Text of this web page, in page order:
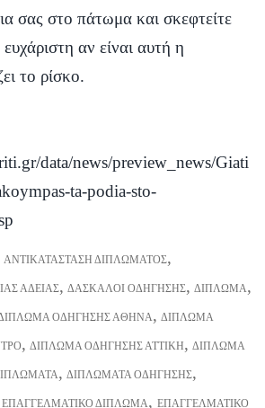
σας στο πάτωμα και σκεφτείτε
αν είναι αυτή η
το ρίσκο.
data/news/preview_news/Giati
ta-podia-sto-
ΑΝΤΙΚΑΤΆΣΤΑΣΗ ΔΙΠΛΏΜΑΤΟΣ,
ΆΔΕΙΑΣ, ΔΆΣΚΑΛΟΙ ΟΔΉΓΗΣΗΣ, ΔΊΠΛΩΜΑ,
ΟΔΉΓΗΣΗΣ ΑΘΉΝΑ, ΔΊΠΛΩΜΑ
, ΔΊΠΛΩΜΑ ΟΔΉΓΗΣΗΣ ΑΤΤΙΚΉ, ΔΊΠΛΩΜΑ
, ΔΙΠΛΏΜΑΤΑ ΟΔΉΓΗΣΗΣ,
ΕΠΑΓΓΕΛΜΑΤΙΚΌ ΔΊΠΛΩΜΑ, ΕΠΑΓΓΕΛΜΑΤΙΚΌ